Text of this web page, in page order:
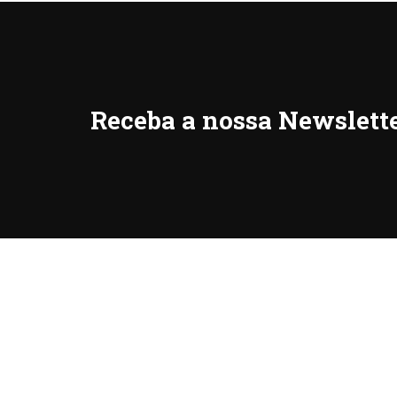
Receba a nossa